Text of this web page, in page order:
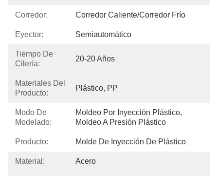
Corredor: Corredor Caliente/corredor Frío
Eyector: Semiautomático
Tiempo De
Cilería:
20-20 Años
Materiales Del
Producto:
Plástico, PP
Modo De
Modelado:
Moldeo Por Inyección Plástico,
Moldeo A Presión Plástico
Producto: Molde De Inyección De Plástico
Material: Acero